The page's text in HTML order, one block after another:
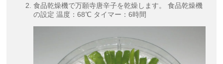
食品乾燥機で万願寺唐辛子を乾燥します。 食品乾燥機
の設定 温度：68℃ タイマー：6時間